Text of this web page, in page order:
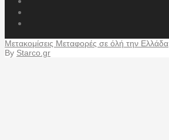
Μετακομίσεις Μεταφορές σε όλή την Ελλάδα
By Starco.gr